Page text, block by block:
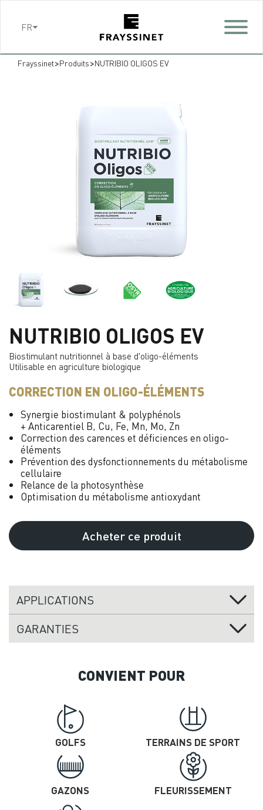
FR
Frayssinet>Produits>NUTRIBIO OLIGOS EV
NUTRIBIO OLIGOS EV
Biostimulant nutritionnel à base d'oligo-éléments
Utilisable en agriculture biologique
CORRECTION EN OLIGO-ÉLÉMENTS
Synergie biostimulant & polyphénols
+ Anticarentiel B, Cu, Fe, Mn, Mo, Zn
Correction des carences et déficiences en oligo-
éléments
Prévention des dysfonctionnements du métabolisme
cellulaire
Relance de la photosynthèse
Optimisation du métabolisme antioxydant
Acheter ce produit
APPLICATIONS
GARANTIES
CONVIENT POUR
GOLFS TERRAINS DE SPORT
GAZONS FLEURISSEMENT